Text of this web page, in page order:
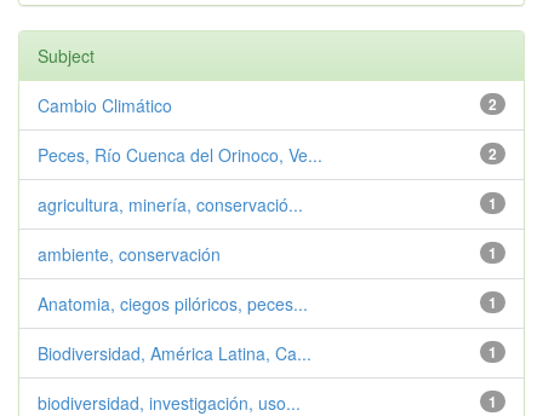
Subject
2
Cambio Climático
2
Peces, Río Cuenca del Orinoco, Ve...
1
agricultura, minería, conservació...
1
ambiente, conservación
1
Anatomia, ciegos pilóricos, peces...
1
Biodiversidad, América Latina, Ca...
1
biodiversidad, investigación, uso...